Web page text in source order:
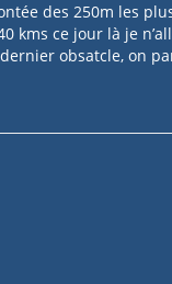
des 250m les
kms ce jour là je
obsatcle, on